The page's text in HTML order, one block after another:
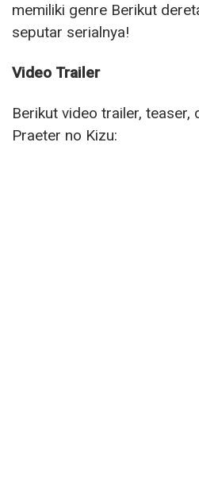
memiliki genre Berikut
seputar serialnya!
Video Trailer
Berikut video trailer, teaser,
Praeter no Kizu: